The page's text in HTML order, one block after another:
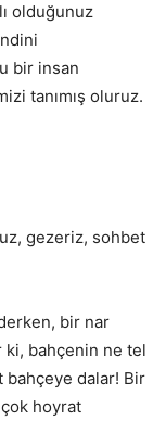
olduğunuz
bir insan
tanımış oluruz.
gezeriz, sohbet
bir nar
ki, bahçenin ne tel
bahçeye dalar! Bir
çok hoyrat